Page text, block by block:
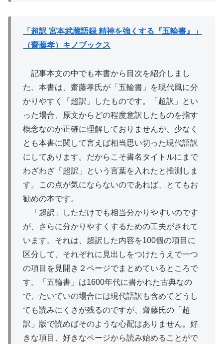
「超訳 宮本武蔵語録 精神を強くする『五輪書』」
（齋藤孝）キノブックス
記事本文の中でも本書から目次を紹介しまし
た。本書は、齋藤孝氏が「五輪書」を現代風に分
かりやすく「超訳」したものです。「超訳」とい
った場合、原文からどの程度意訳したものを指す
概念なのか正確に理解しておりませんが、少なく
とも本書に関して言えば相当思い切った現代語訳
にしてあります。だからこそ書名タイトルにまで
わざわざ「超訳」という言葉を入れたと推測しま
す。この点が気にならないのであれば、とてもお
勧めの本です。
「超訳」しただけでも相当分かりやすいのです
が、さらに分かりやすくするための工夫がされて
います。それは、超訳した内容を100個の項目に
区分して、それぞれに見出しをつけたうえで一つ
の項目を見開き２ページでまとめているところで
す。「五輪書」は1600年代に書かれた古典なの
で、たいていの場合には現代語訳も含めてどうし
ても読みにくさが残るのですが、齋藤氏の「超
訳」版で読めばそのような心配はありません。好
きな項目、好きなページから読み始めることがで